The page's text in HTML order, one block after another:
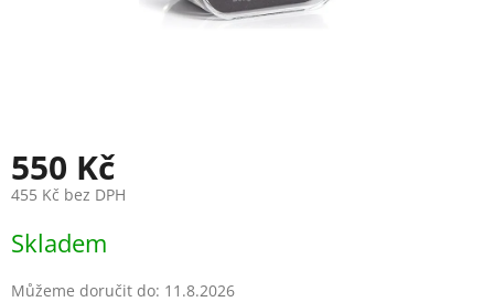
550 Kč
455 Kč bez DPH
cena:
Skladem
Můžeme doručit do: 11.8.2026